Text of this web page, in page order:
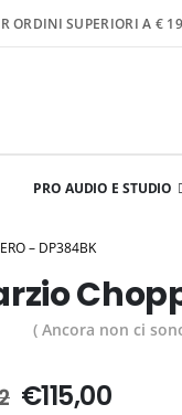
ORDINI SUPERIORI A €
PRO AUDIO E STUDIO
– DP384BK
( Ancora non ci
€115,00